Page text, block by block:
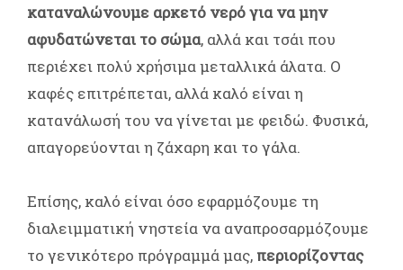
καταναλώνουμε αρκετό νερό για να μην
αφυδατώνεται το σώμα, αλλά και τσάι που
περιέχει πολύ χρήσιμα μεταλλικά άλατα. Ο
καφές επιτρέπεται, αλλά καλό είναι η
κατανάλωσή του να γίνεται με φειδώ. Φυσικά,
απαγορεύονται η ζάχαρη και το γάλα.
Επίσης, καλό είναι όσο εφαρμόζουμε τη
διαλειμματική νηστεία να αναπροσαρμόζουμε
το γενικότερο πρόγραμμά μας, περιορίζοντας